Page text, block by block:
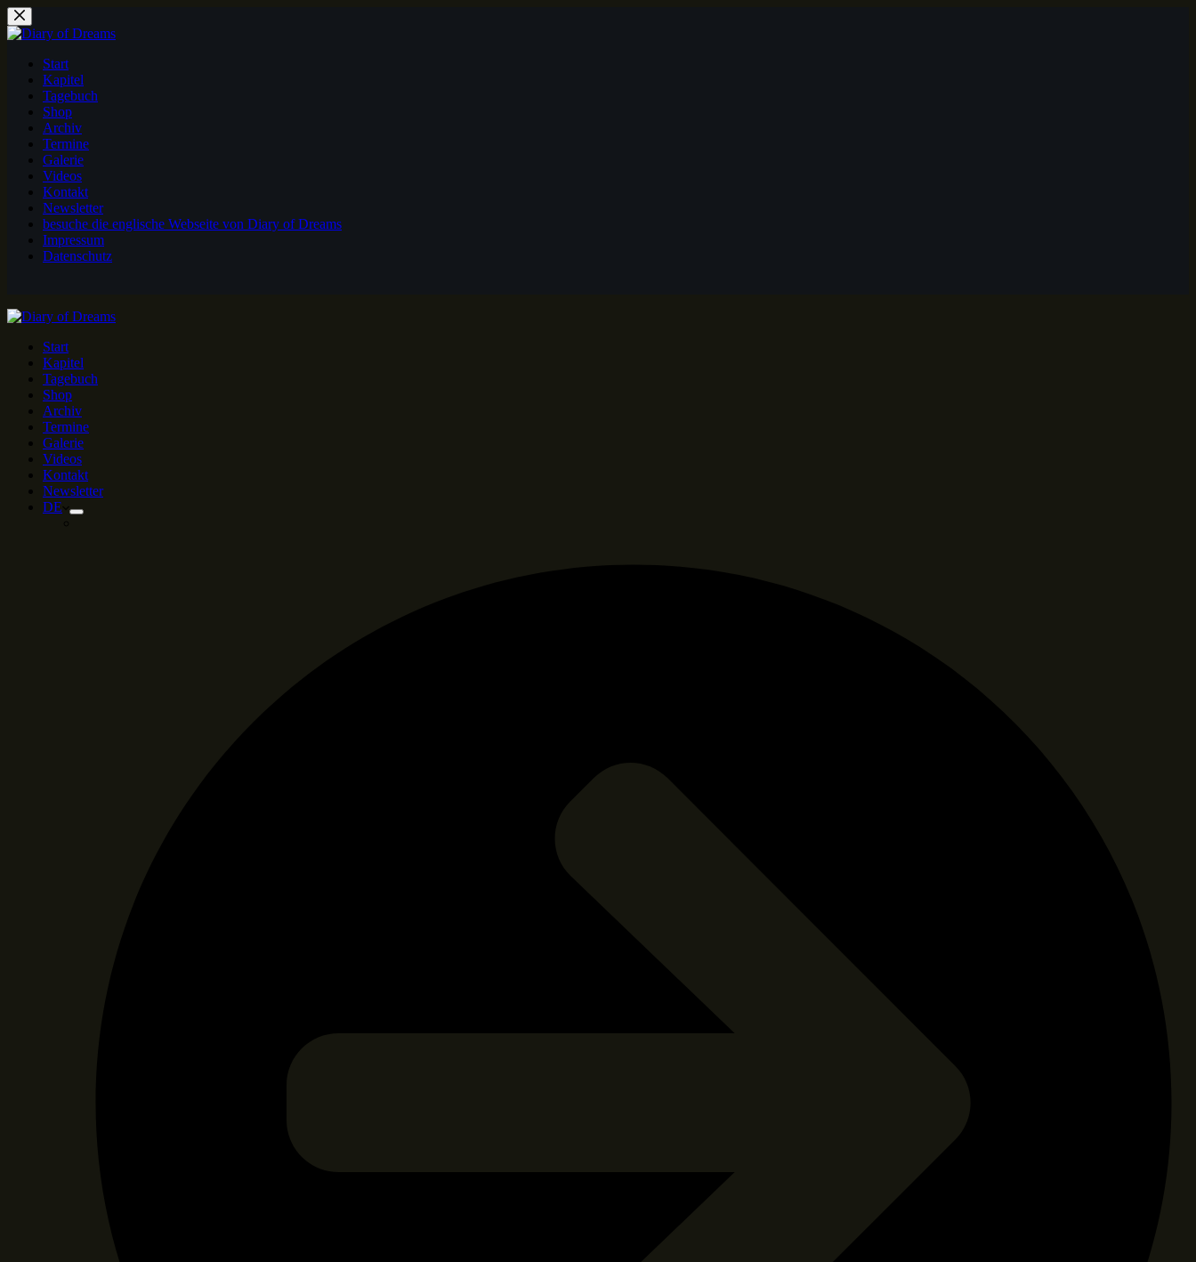
Zum
Inhalt
springen
Start
Kapitel
Tagebuch
Shop
Archiv
Termine
Galerie
Videos
Kontakt
Newsletter
besuche die englische Webseite von Diary of Dreams
Impressum
Datenschutz
Start
Kapitel
Tagebuch
Shop
Archiv
Termine
Galerie
Videos
Kontakt
Newsletter
DE